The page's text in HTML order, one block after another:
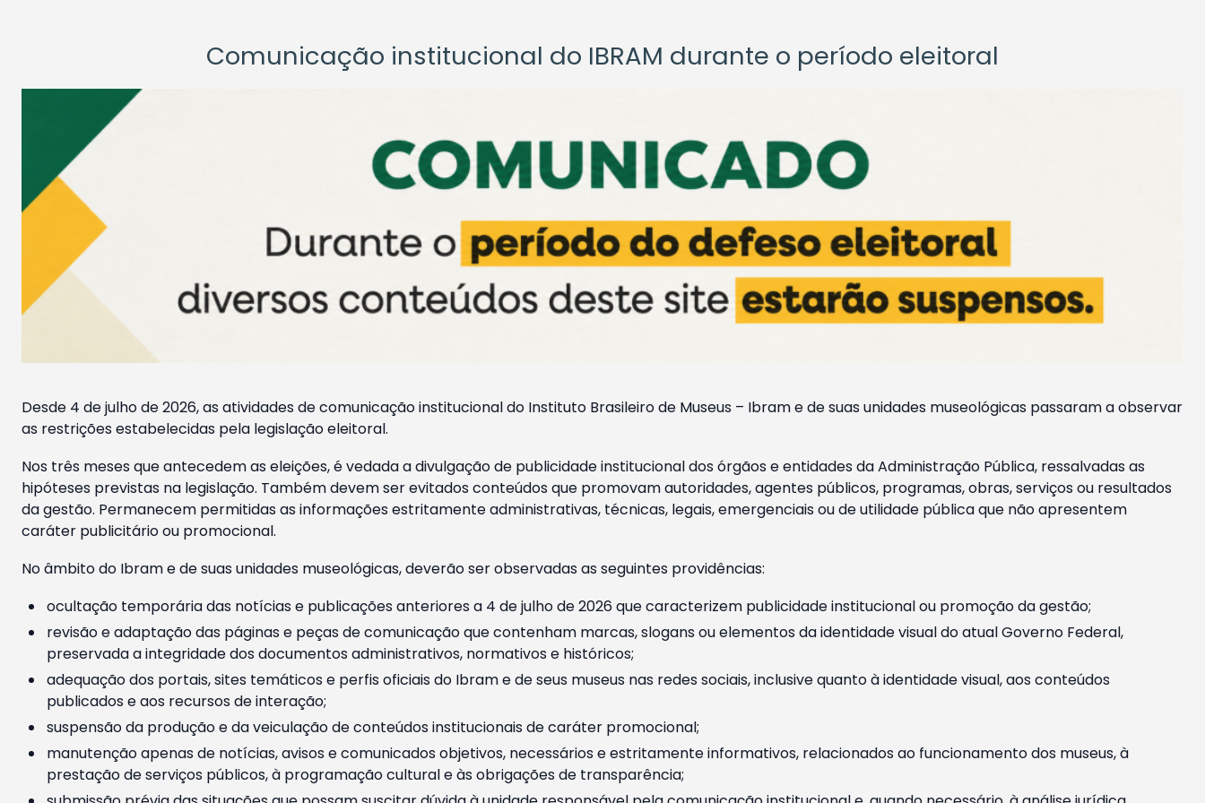
Comunicação institucional do IBRAM durante o período eleitoral
Desde 4 de julho de 2026, as atividades de comunicação institucional do Instituto Brasileiro de Museus – Ibram e de suas unidades museológicas passaram a observar
as restrições estabelecidas pela legislação eleitoral.
Nos três meses que antecedem as eleições, é vedada a divulgação de publicidade institucional dos órgãos e entidades da Administração Pública, ressalvadas as
hipóteses previstas na legislação. Também devem ser evitados conteúdos que promovam autoridades, agentes públicos, programas, obras, serviços ou resultados
da gestão. Permanecem permitidas as informações estritamente administrativas, técnicas, legais, emergenciais ou de utilidade pública que não apresentem
caráter publicitário ou promocional.
No âmbito do Ibram e de suas unidades museológicas, deverão ser observadas as seguintes providências:
ocultação temporária das notícias e publicações anteriores a 4 de julho de 2026 que caracterizem publicidade institucional ou promoção da gestão;
revisão e adaptação das páginas e peças de comunicação que contenham marcas, slogans ou elementos da identidade visual do atual Governo Federal,
preservada a integridade dos documentos administrativos, normativos e históricos;
adequação dos portais, sites temáticos e perfis oficiais do Ibram e de seus museus nas redes sociais, inclusive quanto à identidade visual, aos conteúdos
publicados e aos recursos de interação;
suspensão da produção e da veiculação de conteúdos institucionais de caráter promocional;
manutenção apenas de notícias, avisos e comunicados objetivos, necessários e estritamente informativos, relacionados ao funcionamento dos museus, à
prestação de serviços públicos, à programação cultural e às obrigações de transparência;